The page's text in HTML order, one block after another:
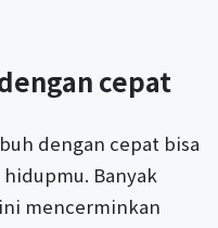
cepat
dengan cepat bisa
Banyak
mencerminkan